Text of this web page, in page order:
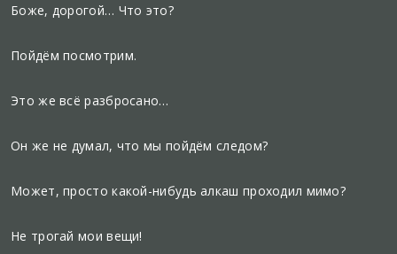
Боже, дорогой… Что это?
Пойдём посмотрим.
Это же всё разбросано…
Он же не думал, что мы пойдём следом?
Может, просто какой-нибудь алкаш проходил мимо?
Не трогай мои вещи!